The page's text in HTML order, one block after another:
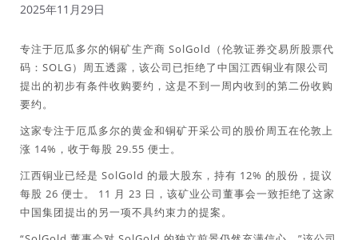
2025年11月29日
专注于厄瓜多尔的铜矿生产商 SolGold（伦敦证券交易所股票代
码：SOLG）周五透露，该公司已拒绝了中国江西铜业有限公司
提出的初步有条件收购要约，这是不到一周内收到的第二份收购
要约。
这家专注于厄瓜多尔的黄金和铜矿开采公司的股价周五在伦敦上
涨 14%，收于每股 29.55 便士。
江西铜业已经是 SolGold 的最大股东，持有 12% 的股份，提议
每股 26 便士。 11 月 23 日，该矿业公司董事会一致拒绝了这家
中国集团提出的另一项不具约束力的提案。